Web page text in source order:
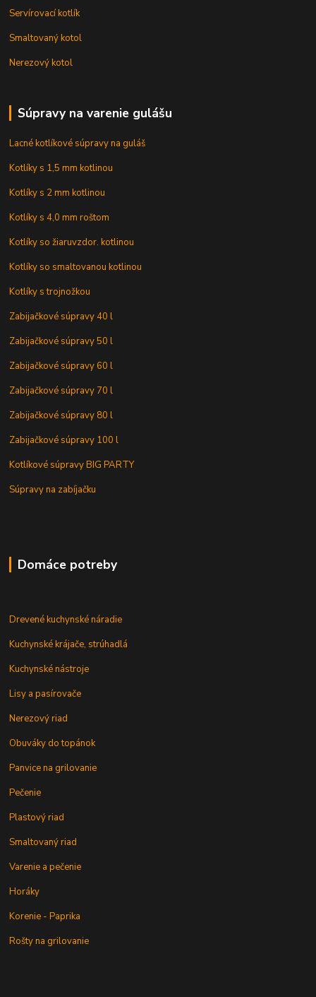
Servírovací kotlík
Smaltovaný kotol
Nerezový kotol
Súpravy na varenie gulášu
Lacné kotlíkové súpravy na guláš
Kotlíky s 1,5 mm kotlinou
Kotlíky s 2 mm kotlinou
Kotlíky s 4,0 mm roštom
Kotlíky so žiaruvzdor. kotlinou
Kotlíky so smaltovanou kotlinou
Kotlíky s trojnožkou
Zabijačkové súpravy 40 l
Zabijačkové súpravy 50 l
Zabijačkové súpravy 60 l
Zabijačkové súpravy 70 l
Zabijačkové súpravy 80 l
Zabijačkové súpravy 100 l
Kotlíkové súpravy BIG PARTY
Súpravy na zabíjačku
Domáce potreby
Drevené kuchynské náradie
Kuchynské krájače, strúhadlá
Kuchynské nástroje
Lisy a pasírovače
Nerezový riad
Obuváky do topánok
Panvice na grilovanie
Pečenie
Plastový riad
Smaltovaný riad
Varenie a pečenie
Horáky
Korenie - Paprika
Rošty na grilovanie